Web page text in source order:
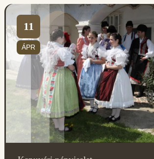
11
ÁPR